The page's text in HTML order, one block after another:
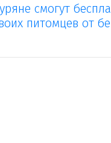
смогут
питомцев от